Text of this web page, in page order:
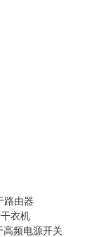
路由器
衣机
频电源开关